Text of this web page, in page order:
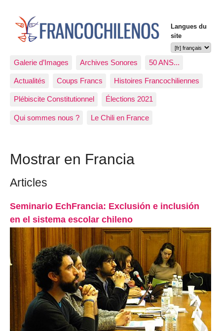
Langues du
site
Galerie d’Images Archives Sonores 50 ANS...
Actualités Coups Francs Histoires Francochiliennes
Plébiscite Constitutionnel Élections 2021
Qui sommes nous ? Le Chili en France
Mostrar en Francia
Articles
Seminario EchFrancia: Exclusión e inclusión
en el sistema escolar chileno